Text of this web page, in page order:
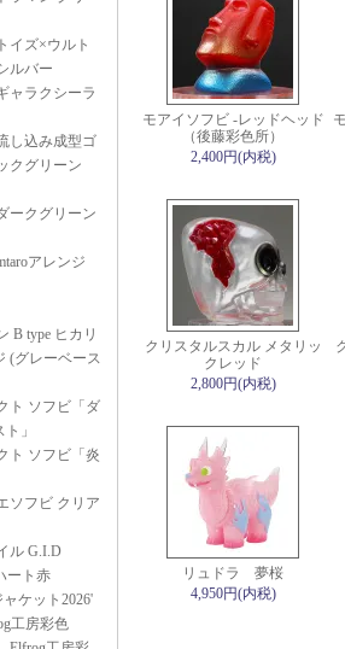
イズ×ウルト
ルバー
ラクシーラ
込み成型ゴ
クグリーン
クグリーン
アレンジ
B type ヒカリ
(グレーベース
ト ソフビ「ダ
」
ト ソフビ「炎
ソフビ クリア
ル G.I.D
ート赤
ケット2026'
工房彩色
モアイソフビ -レッドヘッド
（後藤彩色所）
2,400円(内税)
クリスタルスカル メタリッ
クレッド
2,800円(内税)
リュドラ 夢桜
4,950円(内税)